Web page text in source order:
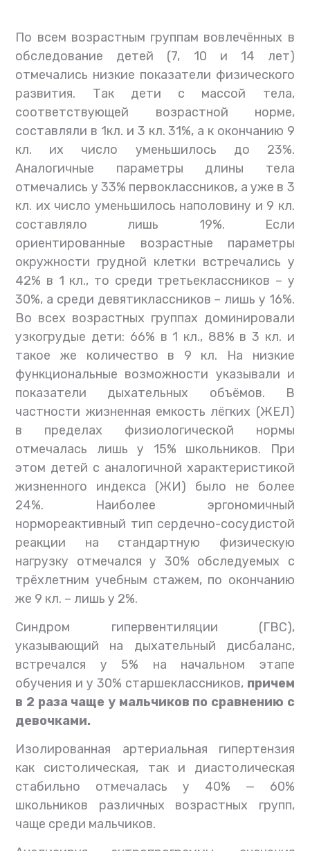
По всем возрастным группам вовлечённых в
обследование детей (7, 10 и 14 лет)
отмечались низкие показатели физического
развития. Так дети с массой тела,
соответствующей возрастной норме,
составляли в 1кл. и 3 кл. 31%, а к окончанию 9
кл. их число уменьшилось до 23%.
Аналогичные параметры длины тела
отмечались у 33% первоклассников, а уже в 3
кл. их число уменьшилось наполовину и 9 кл.
составляло лишь 19%. Если
ориентированные возрастные параметры
окружности грудной клетки встречались у
42% в 1 кл., то среди третьеклассников – у
30%, а среди девятиклассников – лишь у 16%.
Во всех возрастных группах доминировали
узкогрудые дети: 66% в 1 кл., 88% в 3 кл. и
такое же количество в 9 кл. На низкие
функциональные возможности указывали и
показатели дыхательных объёмов. В
частности жизненная емкость лёгких (ЖЕЛ)
в пределах физиологической нормы
отмечалась лишь у 15% школьников. При
этом детей с аналогичной характеристикой
жизненного индекса (ЖИ) было не более
24%. Наиболее эргономичный
нормореактивный тип сердечно-сосудистой
реакции на стандартную физическую
нагрузку отмечался у 30% обследуемых с
трёхлетним учебным стажем, по окончанию
же 9 кл. – лишь у 2%.
Синдром гипервентиляции (ГВС),
указывающий на дыхательный дисбаланс,
встречался у 5% на начальном этапе
обучения и у 30% старшеклассников, причем
в 2 раза чаще у мальчиков по сравнению с
девочками.
Изолированная артериальная гипертензия
как систолическая, так и диастолическая
стабильно отмечалась у 40% — 60%
школьников различных возрастных групп,
чаще среди мальчиков.